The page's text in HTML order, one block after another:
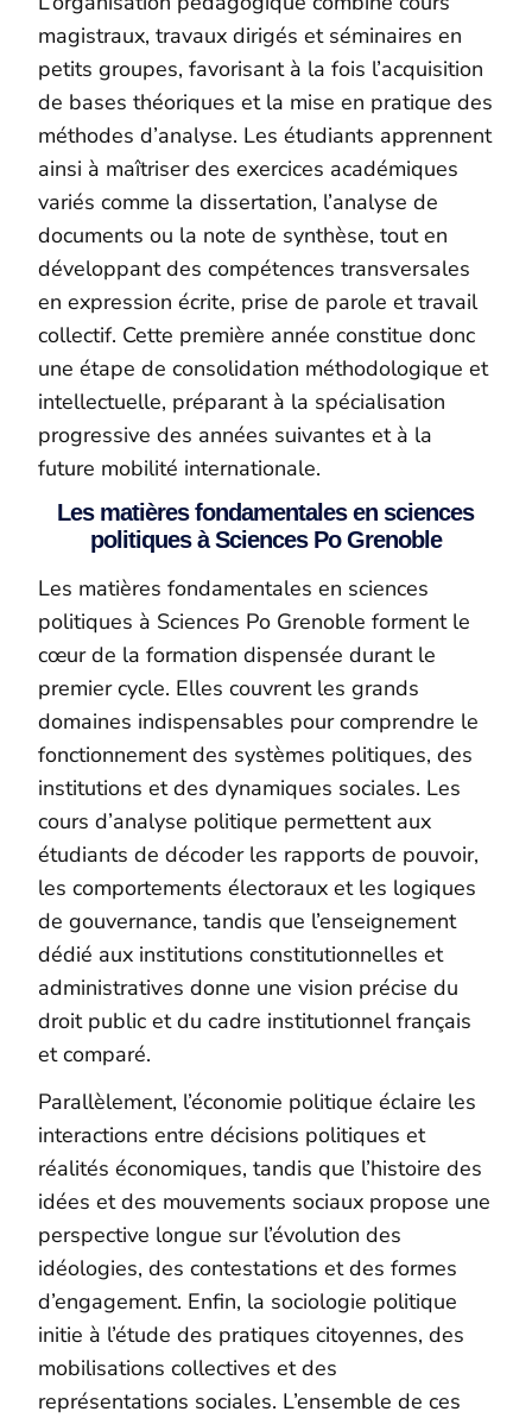
magistraux, travaux dirigés et séminaires en
petits groupes, favorisant à la fois l’acquisition
de bases théoriques et la mise en pratique des
méthodes d’analyse. Les étudiants apprennent
ainsi à maîtriser des exercices académiques
variés comme la dissertation, l’analyse de
documents ou la note de synthèse, tout en
développant des compétences transversales
en expression écrite, prise de parole et travail
collectif. Cette première année constitue donc
une étape de consolidation méthodologique et
intellectuelle, préparant à la spécialisation
progressive des années suivantes et à la
future mobilité internationale.
Les matières fondamentales en sciences
politiques à Sciences Po Grenoble
Les matières fondamentales en sciences
politiques à Sciences Po Grenoble forment le
cœur de la formation dispensée durant le
premier cycle. Elles couvrent les grands
domaines indispensables pour comprendre le
fonctionnement des systèmes politiques, des
institutions et des dynamiques sociales. Les
cours d’analyse politique permettent aux
étudiants de décoder les rapports de pouvoir,
les comportements électoraux et les logiques
de gouvernance, tandis que l’enseignement
dédié aux institutions constitutionnelles et
administratives donne une vision précise du
droit public et du cadre institutionnel français
et comparé.
Parallèlement, l’économie politique éclaire les
interactions entre décisions politiques et
réalités économiques, tandis que l’histoire des
idées et des mouvements sociaux propose une
perspective longue sur l’évolution des
idéologies, des contestations et des formes
d’engagement. Enfin, la sociologie politique
initie à l’étude des pratiques citoyennes, des
mobilisations collectives et des
représentations sociales. L’ensemble de ces